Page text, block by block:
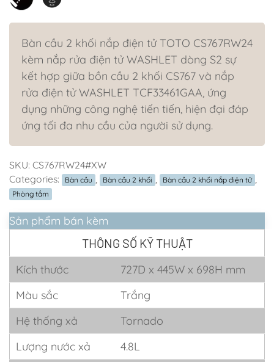
Bàn cầu 2 khối nắp điện tử TOTO CS767RW24
kèm nắp rửa điện tử WASHLET dòng S2 sự
kết hợp giữa bồn cầu 2 khối CS767 và nắp
rửa điện tử WASHLET TCF33461GAA, ứng
dụng những công nghệ tiến tiến, hiện đại đáp
ứng tối đa nhu cầu của người sử dụng.
SKU: CS767RW24#XW
Categories:
Bàn cầu Bàn cầu 2 khối Bàn cầu 2 khối nắp điện tử
Phòng tắm
Sản phẩm bán kèm
THÔNG SỐ KỸ THUẬT
Kích thước
727D x 445W x 698H mm
Màu sắc
Trắng
Hệ thống xả
Tornado
Lượng nước xả
4.8L